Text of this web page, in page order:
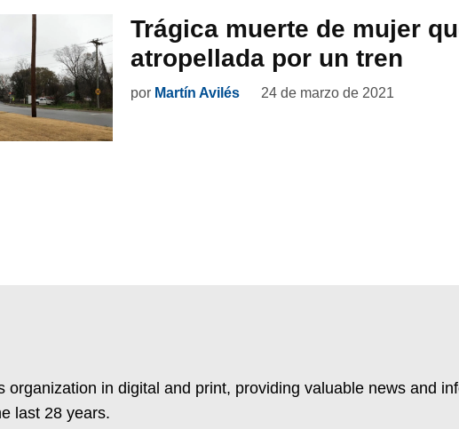
Trágica muerte de mujer
atropellada por un tren
por Martín Avilés 24 de marzo de 2021
organization in digital and print, providing valuable news and
last 28 years.